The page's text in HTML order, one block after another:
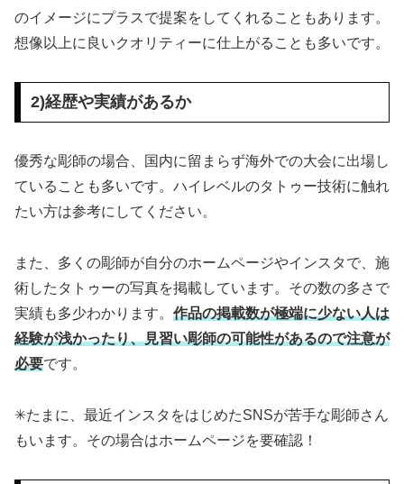
のイメージにプラスで提案をしてくれることもあります。
想像以上に良いクオリティーに仕上がることも多いです。
2)経歴や実績があるか
優秀な彫師の場合、国内に留まらず海外での大会に出場し
ていることも多いです。ハイレベルのタトゥー技術に触れ
たい方は参考にしてください。
また、多くの彫師が自分のホームページやインスタで、施
術したタトゥーの写真を掲載しています。その数の多さで
実績も多少わかります。 作品の掲載数が極端に少ない人は
経験が浅かったり、見習い彫師の可能性があるので注意が
必要です。
✳︎たまに、最近インスタをはじめたSNSが苦手な彫師さん
もいます。その場合はホームページを要確認！